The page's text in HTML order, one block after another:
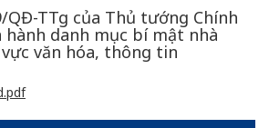
QĐ-TTg của Thủ tướng Chính
hành danh mục bí mật nhà
văn hóa, thông tin